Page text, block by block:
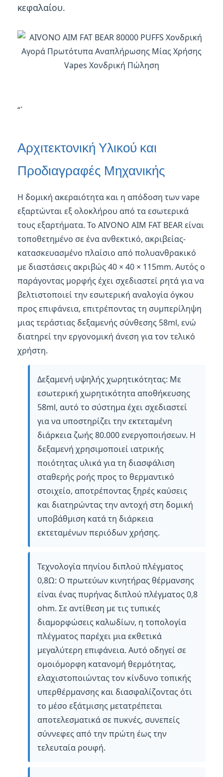
κεφαλαίου.
“`
Αρχιτεκτονική Υλικού και
Προδιαγραφές Μηχανικής
Η δομική ακεραιότητα και η απόδοση των vape
εξαρτώνται εξ ολοκλήρου από τα εσωτερικά
τους εξαρτήματα. Το AIVONO AIM FAT BEAR είναι
τοποθετημένο σε ένα ανθεκτικό, ακριβείας-
κατασκευασμένο πλαίσιο από πολυανθρακικό
με διαστάσεις ακριβώς 40 × 40 × 115mm. Αυτός ο
παράγοντας μορφής έχει σχεδιαστεί ρητά για να
βελτιστοποιεί την εσωτερική αναλογία όγκου
προς επιφάνεια, επιτρέποντας τη συμπερίληψη
μιας τεράστιας δεξαμενής σύνθεσης 58ml, ενώ
διατηρεί την εργονομική άνεση για τον τελικό
χρήστη.
Δεξαμενή υψηλής χωρητικότητας: Με
εσωτερική χωρητικότητα αποθήκευσης
58ml, αυτό το σύστημα έχει σχεδιαστεί
για να υποστηρίζει την εκτεταμένη
διάρκεια ζωής 80.000 ενεργοποιήσεων. Η
δεξαμενή χρησιμοποιεί ιατρικής
ποιότητας υλικά για τη διασφάλιση
σταθερής ροής προς το θερμαντικό
στοιχείο, αποτρέποντας ξηρές καύσεις
και διατηρώντας την αντοχή στη δομική
υποβάθμιση κατά τη διάρκεια
εκτεταμένων περιόδων χρήσης.
Τεχνολογία πηνίου διπλού πλέγματος
0,8Ω: Ο πρωτεύων κινητήρας θέρμανσης
είναι ένας πυρήνας διπλού πλέγματος 0,8
ohm. Σε αντίθεση με τις τυπικές
διαμορφώσεις καλωδίων, η τοπολογία
πλέγματος παρέχει μια εκθετικά
μεγαλύτερη επιφάνεια. Αυτό οδηγεί σε
ομοιόμορφη κατανομή θερμότητας,
ελαχιστοποιώντας τον κίνδυνο τοπικής
υπερθέρμανσης και διασφαλίζοντας ότι
το μέσο εξάτμισης μετατρέπεται
αποτελεσματικά σε πυκνές, συνεπείς
σύννεφες από την πρώτη έως την
τελευταία ρουφή.